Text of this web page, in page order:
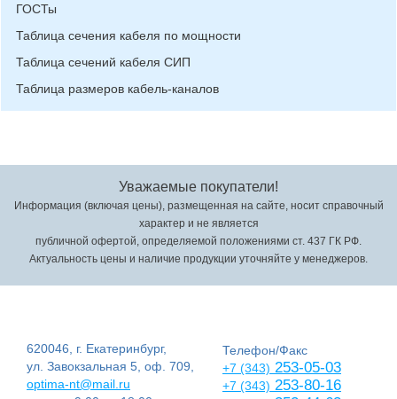
ГОСТы
Таблица сечения кабеля по мощности
Таблица сечений кабеля СИП
Таблица размеров кабель-каналов
Уважаемые покупатели!
Информация (включая цены), размещенная на сайте, носит справочный
характер и не является
публичной офертой, определяемой положениями ст. 437 ГК РФ.
Актуальность цены и наличие продукции уточняйте у менеджеров.
620046, г. Екатеринбург,
ул. Завокзальная 5, оф. 709,
optima-nt@mail.ru
Телефон/Факс
+7 (343) 253-05-03
+7 (343) 253-80-16